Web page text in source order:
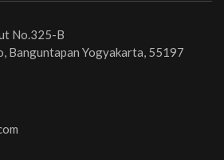
No.325-B
Banguntapan Yogyakarta, 55197